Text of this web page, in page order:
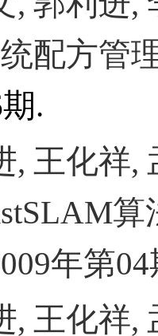
配方管
期.
, 王化祥,
算
年第04
, 王化祥,